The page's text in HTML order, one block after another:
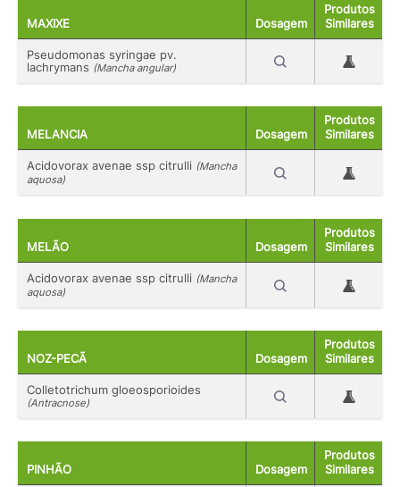
MAXIXE Dosagem
Produtos
Similares
Pseudomonas syringae pv.
lachrymans (Mancha angular)
MELANCIA Dosagem
Produtos
Similares
Acidovorax avenae ssp citrulli (Mancha
aquosa)
MELÃO Dosagem
Produtos
Similares
Acidovorax avenae ssp citrulli (Mancha
aquosa)
NOZ-PECÃ Dosagem
Produtos
Similares
Colletotrichum gloeosporioides
(Antracnose)
PINHÃO Dosagem
Produtos
Similares